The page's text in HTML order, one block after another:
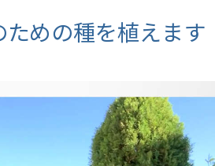
氏—
者
クリミノン
ユナイテッド･フォー･ヒューマンライ
市民の人権擁護の会
サイエントロ
一般向け講演
めの種を植えます